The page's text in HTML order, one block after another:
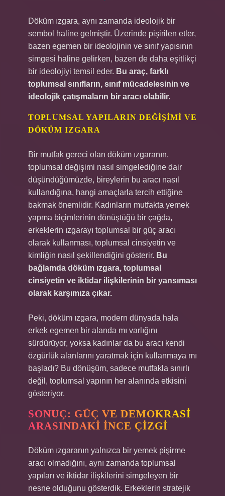
Döküm ızgara, aynı zamanda ideolojik bir
sembol haline gelmiştir. Üzerinde pişirilen etler,
bazen egemen bir ideolojinin ve sınıf yapısının
simgesi haline gelirken, bazen de daha eşitlikçi
bir ideolojiyi temsil eder. Bu araç, farklı
toplumsal sınıfların, sınıf mücadelesinin ve
ideolojik çatışmaların bir aracı olabilir.
TOPLUMSAL YAPILARIN DEĞIŞIMI VE
DÖKÜM IZGARA
Bir mutfak gereci olan döküm ızgaranın,
toplumsal değişimi nasıl simgelediğine dair
düşündüğümüzde, bireylerin bu aracı nasıl
kullandığına, hangi amaçlarla tercih ettiğine
bakmak önemlidir. Kadınların mutfakta yemek
yapma biçimlerinin dönüştüğü bir çağda,
erkeklerin ızgarayı toplumsal bir güç aracı
olarak kullanması, toplumsal cinsiyetin ve
kimliğin nasıl şekillendiğini gösterir. Bu
bağlamda döküm ızgara, toplumsal
cinsiyetin ve iktidar ilişkilerinin bir yansıması
olarak karşımıza çıkar.
Peki, döküm ızgara, modern dünyada hala
erkek egemen bir alanda mı varlığını
sürdürüyor, yoksa kadınlar da bu aracı kendi
özgürlük alanlarını yaratmak için kullanmaya mı
başladı? Bu dönüşüm, sadece mutfakla sınırlı
değil, toplumsal yapının her alanında etkisini
gösteriyor.
SONUÇ: GÜÇ VE DEMOKRASI
ARASINDAKI İNCE ÇIZGI
Döküm ızgaranın yalnızca bir yemek pişirme
aracı olmadığını, aynı zamanda toplumsal
yapıları ve iktidar ilişkilerini simgeleyen bir
nesne olduğunu gösterdik. Erkeklerin stratejik